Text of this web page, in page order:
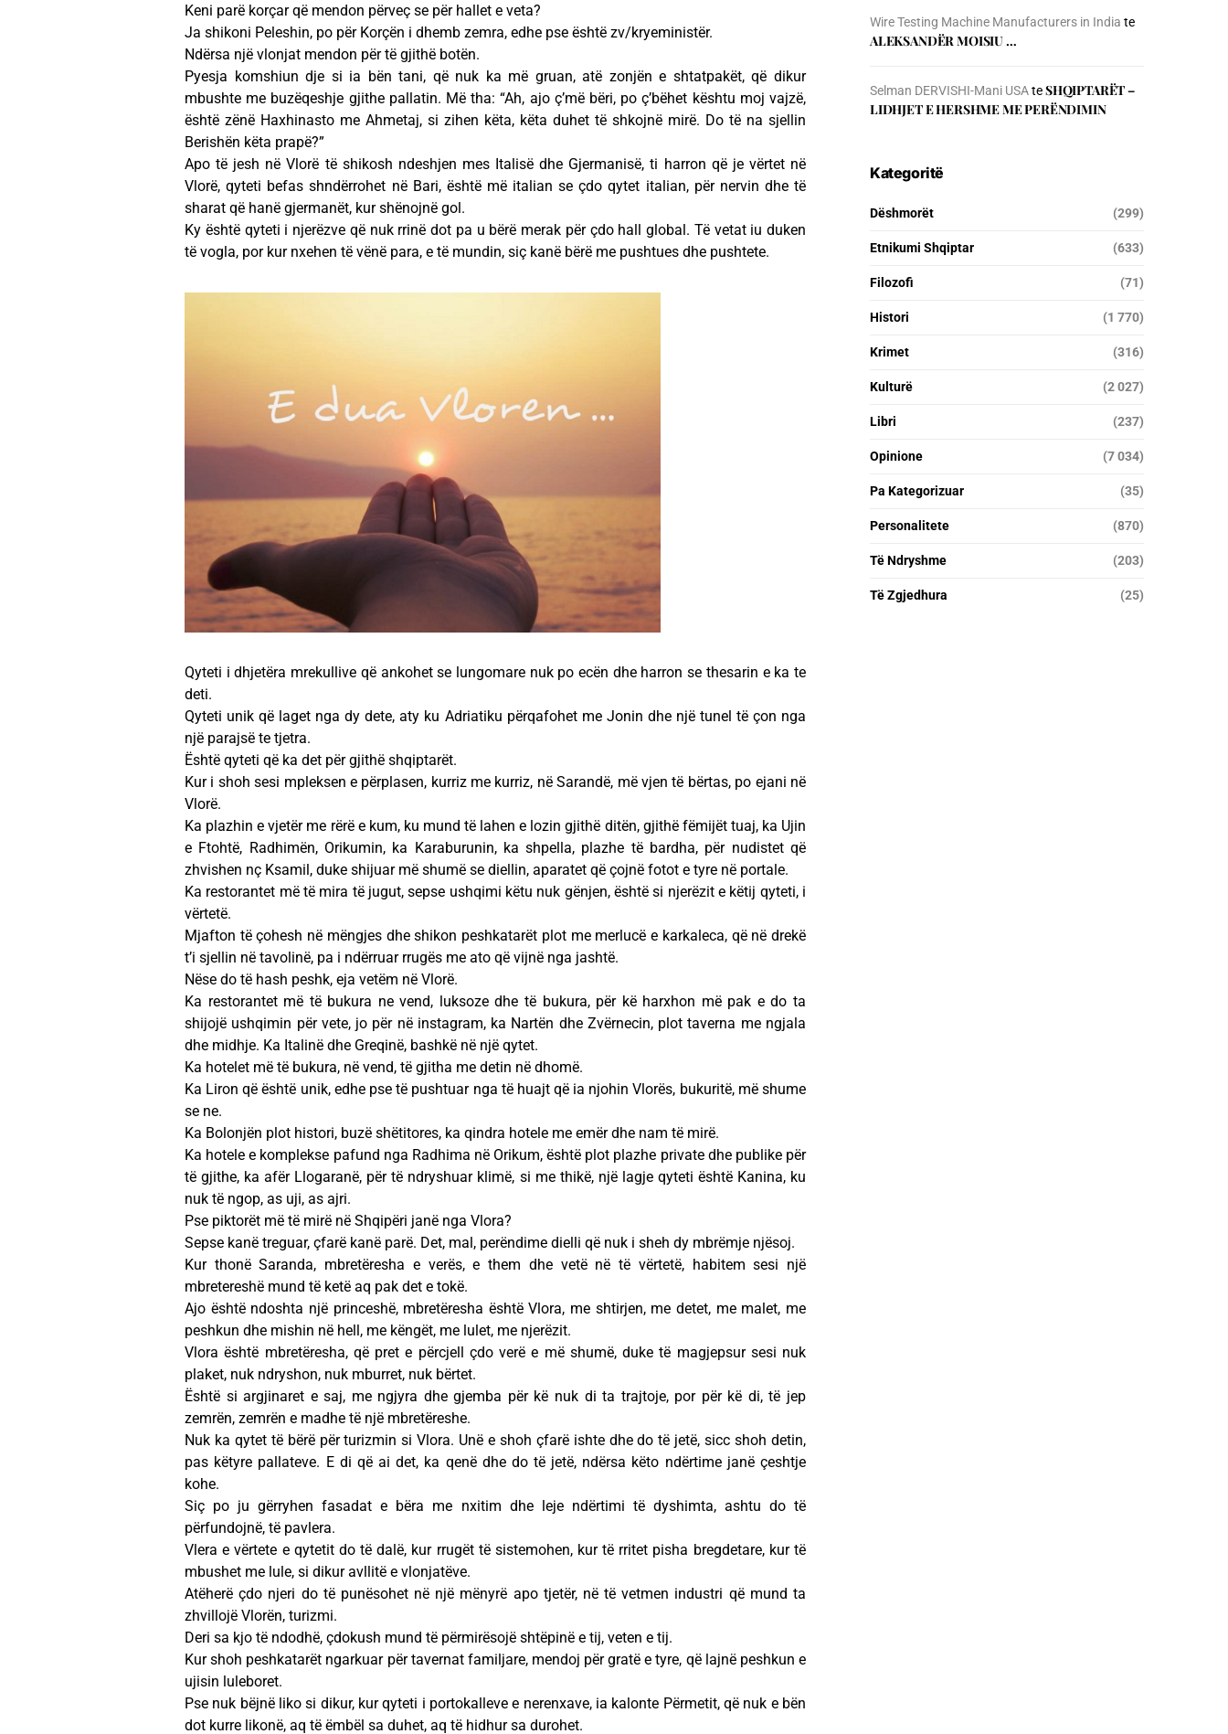
Keni parë korçar që mendon përveç se për hallet e veta?
Ja shikoni Peleshin, po për Korçën i dhemb zemra, edhe pse është zv/kryeministër.
Ndërsa një vlonjat mendon për të gjithë botën.
Pyesja komshiun dje si ia bën tani, që nuk ka më gruan, atë zonjën e shtatpakët, që dikur
mbushte me buzëqeshje gjithe pallatin. Më tha: “Ah, ajo ç’më bëri, po ç’bëhet kështu moj vajzë,
është zënë Haxhinasto me Ahmetaj, si zihen këta, këta duhet të shkojnë mirë. Do të na sjellin
Berishën këta prapë?”
Apo të jesh në Vlorë të shikosh ndeshjen mes Italisë dhe Gjermanisë, ti harron që je vërtet në
Vlorë, qyteti befas shndërrohet në Bari, është më italian se çdo qytet italian, për nervin dhe të
sharat që hanë gjermanët, kur shënojnë gol.
Ky është qyteti i njerëzve që nuk rrinë dot pa u bërë merak për çdo hall global. Të vetat iu duken
të vogla, por kur nxehen të vënë para, e të mundin, siç kanë bërë me pushtues dhe pushtete.
Qyteti i dhjetëra mrekullive që ankohet se lungomare nuk po ecën dhe harron se thesarin e ka te
deti.
Qyteti unik që laget nga dy dete, aty ku Adriatiku përqafohet me Jonin dhe një tunel të çon nga
një parajsë te tjetra.
Është qyteti që ka det për gjithë shqiptarët.
Kur i shoh sesi mpleksen e përplasen, kurriz me kurriz, në Sarandë, më vjen të bërtas, po ejani në
Vlorë.
Ka plazhin e vjetër me rërë e kum, ku mund të lahen e lozin gjithë ditën, gjithë fëmijët tuaj, ka Ujin
e Ftohtë, Radhimën, Orikumin, ka Karaburunin, ka shpella, plazhe të bardha, për nudistet që
zhvishen nç Ksamil, duke shijuar më shumë se diellin, aparatet që çojnë fotot e tyre në portale.
Ka restorantet më të mira të jugut, sepse ushqimi këtu nuk gënjen, është si njerëzit e këtij qyteti, i
vërtetë.
Mjafton të çohesh në mëngjes dhe shikon peshkatarët plot me merlucë e karkaleca, që në drekë
t’i sjellin në tavolinë, pa i ndërruar rrugës me ato që vijnë nga jashtë.
Nëse do të hash peshk, eja vetëm në Vlorë.
Ka restorantet më të bukura ne vend, luksoze dhe të bukura, për kë harxhon më pak e do ta
shijojë ushqimin për vete, jo për në instagram, ka Nartën dhe Zvërnecin, plot taverna me ngjala
dhe midhje. Ka Italinë dhe Greqinë, bashkë në një qytet.
Ka hotelet më të bukura, në vend, të gjitha me detin në dhomë.
Ka Liron që është unik, edhe pse të pushtuar nga të huajt që ia njohin Vlorës, bukuritë, më shume
se ne.
Ka Bolonjën plot histori, buzë shëtitores, ka qindra hotele me emër dhe nam të mirë.
Ka hotele e komplekse pafund nga Radhima në Orikum, është plot plazhe private dhe publike për
të gjithe, ka afër Llogaranë, për të ndryshuar klimë, si me thikë, një lagje qyteti është Kanina, ku
nuk të ngop, as uji, as ajri.
Pse piktorët më të mirë në Shqipëri janë nga Vlora?
Sepse kanë treguar, çfarë kanë parë. Det, mal, perëndime dielli që nuk i sheh dy mbrëmje njësoj.
Kur thonë Saranda, mbretëresha e verës, e them dhe vetë në të vërtetë, habitem sesi një
mbretereshë mund të ketë aq pak det e tokë.
Ajo është ndoshta një princeshë, mbretëresha është Vlora, me shtirjen, me detet, me malet, me
peshkun dhe mishin në hell, me këngët, me lulet, me njerëzit.
Vlora është mbretëresha, që pret e përcjell çdo verë e më shumë, duke të magjepsur sesi nuk
plaket, nuk ndryshon, nuk mburret, nuk bërtet.
Është si argjinaret e saj, me ngjyra dhe gjemba për kë nuk di ta trajtoje, por për kë di, të jep
zemrën, zemrën e madhe të një mbretëreshe.
Nuk ka qytet të bërë për turizmin si Vlora. Unë e shoh çfarë ishte dhe do të jetë, sicc shoh detin,
pas këtyre pallateve. E di që ai det, ka qenë dhe do të jetë, ndërsa këto ndërtime janë çeshtje
kohe.
Siç po ju gërryhen fasadat e bëra me nxitim dhe leje ndërtimi të dyshimta, ashtu do të
përfundojnë, të pavlera.
Vlera e vërtete e qytetit do të dalë, kur rrugët të sistemohen, kur të rritet pisha bregdetare, kur të
mbushet me lule, si dikur avllitë e vlonjatëve.
Atëherë çdo njeri do të punësohet në një mënyrë apo tjetër, në të vetmen industri që mund ta
zhvillojë Vlorën, turizmi.
Deri sa kjo të ndodhë, çdokush mund të përmirësojë shtëpinë e tij, veten e tij.
Kur shoh peshkatarët ngarkuar për tavernat familjare, mendoj për gratë e tyre, që lajnë peshkun e
ujisin luleboret.
Pse nuk bëjnë liko si dikur, kur qyteti i portokalleve e nerenxave, ia kalonte Përmetit, që nuk e bën
dot kurre likonë, aq të ëmbël sa duhet, aq të hidhur sa durohet.
Wire Testing Machine Manufacturers in India te
ALEKSANDËR MOISIU …
Selman DERVISHI-Mani USAteSHQIPTARËT –
LIDHJET E HERSHME ME PERËNDIMIN
Kategoritë
Dëshmorët (299)
Etnikumi Shqiptar (633)
Filozofi (71)
Histori (1 770)
Krimet (316)
Kulturë (2 027)
Libri (237)
Opinione (7 034)
Pa Kategorizuar (35)
Personalitete (870)
Të Ndryshme (203)
Të Zgjedhura (25)